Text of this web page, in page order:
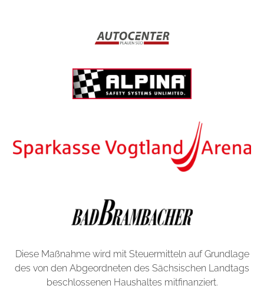
Diese Maßnahme wird mit Steuermitteln auf Grundlage
des von den Abgeordneten des Sächsischen Landtags
beschlossenen Haushaltes mitfinanziert.